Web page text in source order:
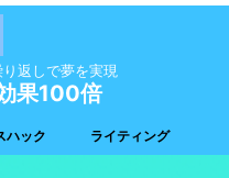
返しで夢を実現
果100倍
ハック ライティング